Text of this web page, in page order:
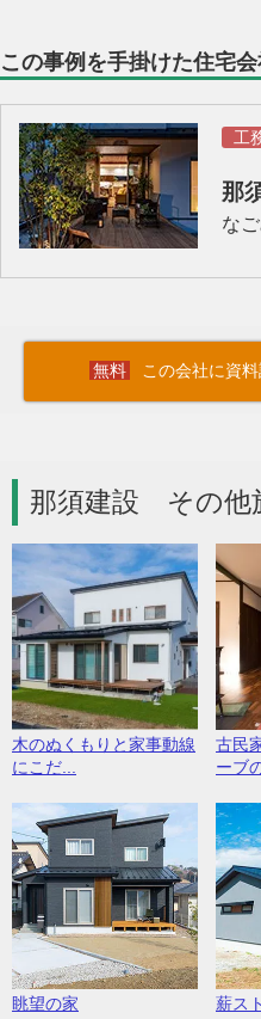
この事例を手掛けた住宅
工
那
な
この会社に資
那須建設 その他
木のぬくもりと家事動線
にこだ...
古民
ーブ
眺望の家 薪ス